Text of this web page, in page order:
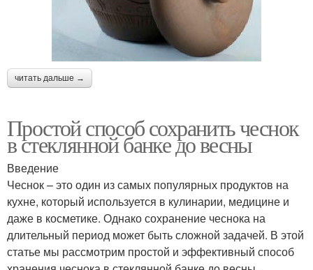
читать дальше →
Простой способ сохранить чеснок
в стеклянной банке до весны
Введение
Чеснок – это один из самых популярных продуктов на
кухне, который используется в кулинарии, медицине и
даже в косметике. Однако сохранение чеснока на
длительный период может быть сложной задачей. В этой
статье мы рассмотрим простой и эффективный способ